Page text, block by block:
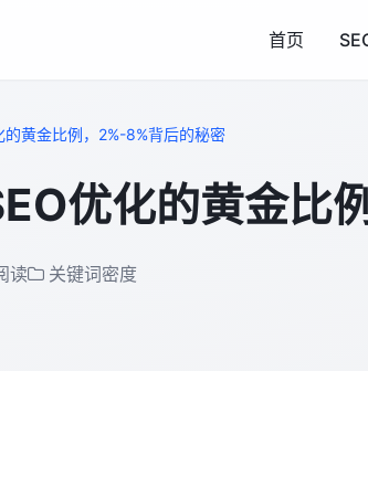
首页
的黄金比例，2%-8%背后的秘密
优化的黄金比
读 关键词密度